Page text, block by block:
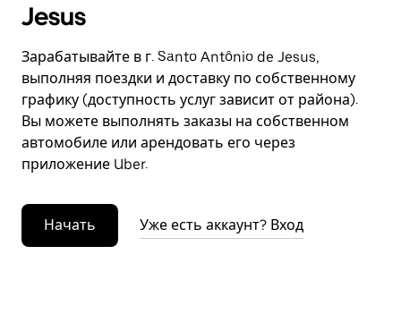
Jesus
Зарабатывайте в г. Santo Antônio de Jesus,
выполняя поездки и доставку по собственному
графику (доступность услуг зависит от района).
Вы можете выполнять заказы на собственном
автомобиле или арендовать его через
приложение Uber.
Начать Уже есть аккаунт? Вход